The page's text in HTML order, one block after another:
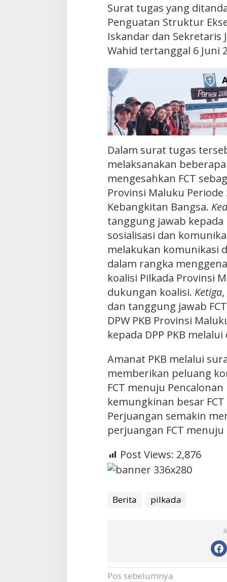
Surat tugas yang
Penguatan Struktur
Iskandar dan Sekretaris
Wahid tertanggal 6 Juni
Dalam surat tugas
melaksanakan
mengesahkan FCT
Provinsi Maluku Periode
Kebangkitan Bangsa.
tanggung jawab
sosialisasi dan
melakukan komunikasi
dalam rangka
koalisi Pilkada Provinsi
dukungan koalisi. Ketiga
dan tanggung jawab
DPW PKB Provinsi
kepada DPP PKB melalui
Amanat PKB melalui
memberikan peluang
FCT menuju
kemungkinan besar
Perjuangan semakin
perjuangan FCT
Post Views: 2,876
Berita pilkada
Navigasi
Pos sebelumnya